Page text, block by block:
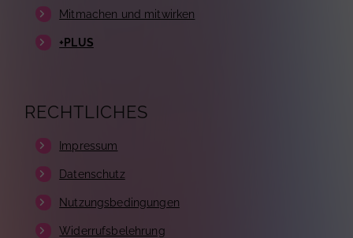
Mitmachen und mitwirken
+PLUS
RECHTLICHES
Impressum
Datenschutz
Nutzungsbedingungen
Widerrufsbelehrung